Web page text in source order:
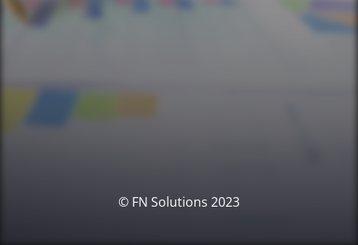
© FN Solutions 2023